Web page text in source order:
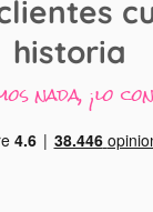
historia
nada, ¡lo